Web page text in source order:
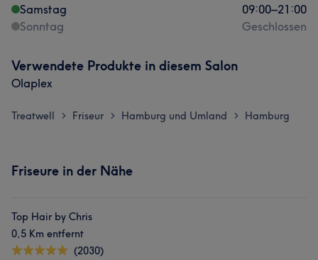
Samstag
09:00–21:00
Sonntag
Geschlossen
Verwendete Produkte in diesem Salon
Olaplex
Treatwell > Friseur > Hamburg und Umland > Hamburg
Friseure in der Nähe
Top Hair by Chris
0,5 Km entfernt
(2030)